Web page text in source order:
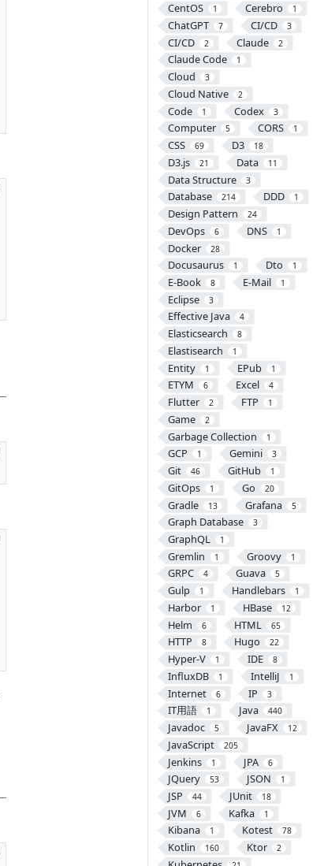
CentOS 1 Cerebro 1
ChatGPT 7 CI/CD 3
CI/CD 2 Claude 2
Claude Code 1
Cloud 3
Cloud Native 2
Code 1 Codex 3
Computer 5 CORS 1
CSS 69 D3 18
D3.js 21 Data 11
Data Structure 3
Database 214 DDD 1
Design Pattern 24
DevOps 6 DNS 1
Docker 28
Docusaurus 1 Dto 1
E-Book 8 E-Mail 1
Eclipse 3
Effective Java 4
Elasticsearch 8
Elastisearch 1
Entity 1 EPub 1
ETYM 6 Excel 4
Flutter 2 FTP 1
Game 2
Garbage Collection 1
GCP 1 Gemini 3
Git 46 GitHub 1
GitOps 1 Go 20
Gradle 13 Grafana 5
Graph Database 3
GraphQL 1
Gremlin 1 Groovy 1
GRPC 4 Guava 5
Gulp 1 Handlebars 1
Harbor 1 HBase 12
Helm 6 HTML 65
HTTP 8 Hugo 22
Hyper-V 1 IDE 8
InfluxDB 1 IntelliJ 1
Internet 6 IP 3
IT用語 1 Java 440
Javadoc 5 JavaFX 12
JavaScript 205
Jenkins 1 JPA 6
JQuery 53 JSON 1
JSP 44 JUnit 18
JVM 6 Kafka 1
Kibana 1 Kotest 78
Kotlin 160 Ktor 2